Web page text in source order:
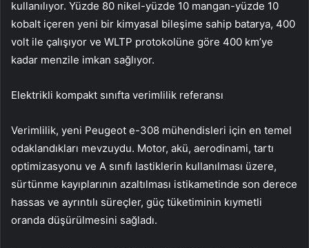
kullanılıyor. Yüzde 80 nikel-yüzde 10 mangan-yüzde 10
kobalt içeren yeni bir kimyasal bileşime sahip batarya, 400
volt ile çalışıyor ve WLTP protokolüne göre 400 km’ye
kadar menzile imkan sağlıyor.
Elektrikli kompakt sınıfta verimlilik referansı
Verimlilik, yeni Peugeot e-308 mühendisleri için en temel
odaklandıkları mevzuydu. Motor, akü, aerodinami, tartı
optimizasyonu ve A sınıfı lastiklerin kullanılması üzere,
sürtünme kayıplarının azaltılması istikametinde son derece
hassas ve ayrıntılı süreçler, güç tüketiminin kıymetli
oranda düşürülmesini sağladı.